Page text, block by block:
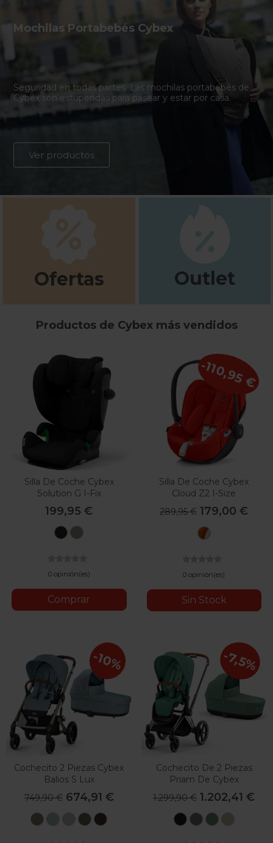
Mochilas Portabebés Cybex
Seguridad en todas partes. Las mochilas portabebés de
Cybex son estupendas para pasear y estar por casa.
Ver productos
Ofertas Outlet
Productos de Cybex más vendidos
Silla De Coche Cybex
Solution G I-Fix
199,95 €
Moon
0 opinión(es)
Comprar
Silla De Coche Cybex
Cloud Z2 I-Size
289,95 € 179,00 €
Autumn
0 opinión(es)
Sin Stock
-110,95 €
Cochecito 2 Piezas Cybex
Balios S Lux
749,90 € 674,91 €
SeashellStormy
StoneMoss
-10%
Cochecito De 2 Piezas
Priam De Cybex
1.299,90 € 1.202,41 €
SepiaMirage
Leaf
-7,5%